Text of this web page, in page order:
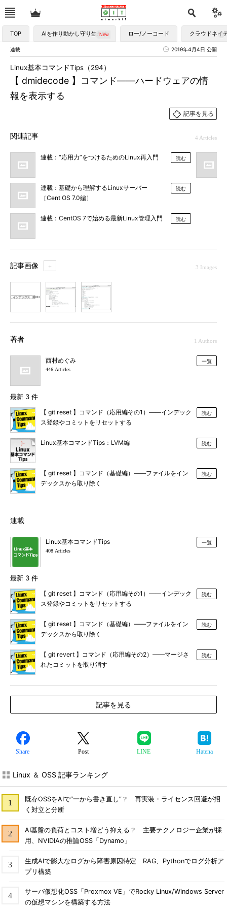
TOP AIを作り動かし守り生かす ロー/ノーコード クラウドネイ
連載 2019年4月4日 公開
【 dmidecode 】コマンド――ハードウェアの情
報を表示する
Linux基本コマンドTips（294）
記事を見る
関連記事 4 Articles
連載：“応用力”をつけるためのLinux再入門 読む
連載：基礎から理解するLinuxサーバー
［Cent OS 7.0編］
読む
連載：CentOS 7で始める最新Linux管理入門 読む
記事画像 ＋ 3 Images
著者 1 Authors
西村めぐみ
446 Articles
一覧
最新 3 件
【 git reset 】コマンド（応用編その1）――インデック
ス登録やコミットをリセットする
読む
Linux基本コマンドTips：LVM編 読む
【 git reset 】コマンド（基礎編）――ファイルをイン
デックスから取り除く
読む
連載
Linux基本コマンドTips
408 Articles
一覧
最新 3 件
【 git reset 】コマンド（応用編その1）――インデック
ス登録やコミットをリセットする
読む
【 git reset 】コマンド（基礎編）――ファイルをイン
デックスから取り除く
読む
【 git revert 】コマンド（応用編その2）――マージさ
れたコミットを取り消す
読む
記事を見る
Share Post LINE Hatena
Linux ＆ OSS 記事ランキング
既存OSSをAIで“一から書き直し”？ 再実装・ライセンス回避が招
く対立と分断
AI基盤の負荷とコスト増どう抑える？ 主要テクノロジー企業が採
用、NVIDIAの推論OSS「Dynamo」
生成AIで膨大なログから障害原因特定 RAG、Pythonでログ分析ア
プリ構築
サーバ仮想化OSS「Proxmox VE」でRocky Linux/Windows Server
の仮想マシンを構築する方法